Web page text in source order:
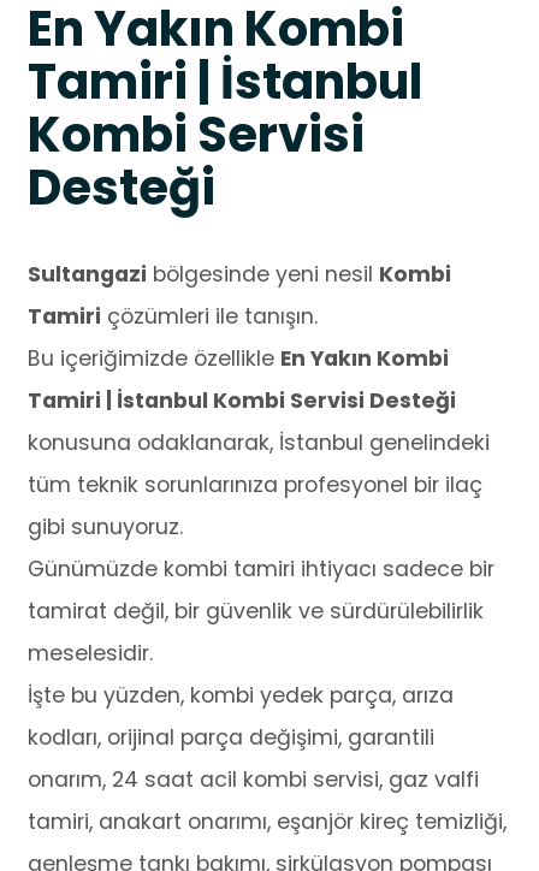
En Yakın Kombi
Tamiri | İstanbul
Kombi Servisi
Desteği
Sultangazi bölgesinde yeni nesil Kombi
Tamiri çözümleri ile tanışın.
Bu içeriğimizde özellikle En Yakın Kombi
Tamiri | İstanbul Kombi Servisi Desteği
konusuna odaklanarak, İstanbul genelindeki
tüm teknik sorunlarınıza profesyonel bir ilaç
gibi sunuyoruz.
Günümüzde kombi tamiri ihtiyacı sadece bir
tamirat değil, bir güvenlik ve sürdürülebilirlik
meselesidir.
İşte bu yüzden, kombi yedek parça, arıza
kodları, orijinal parça değişimi, garantili
onarım, 24 saat acil kombi servisi, gaz valfi
tamiri, anakart onarımı, eşanjör kireç temizliği,
genleşme tankı bakımı, sirkülasyon pompası